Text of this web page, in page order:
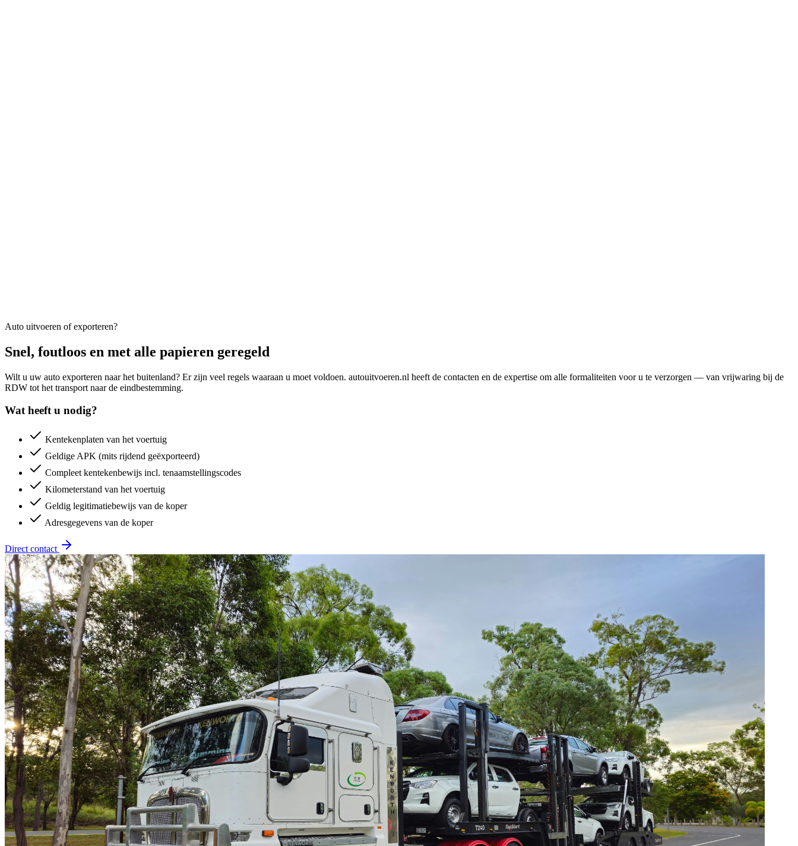
Auto uitvoeren of exporteren?
Snel, foutloos en met alle papieren geregeld
Wilt u uw auto exporteren naar het buitenland? Er zijn veel regels waaraan u moet voldoen. autouitvoeren.nl heeft de contacten en de expertise om alle formaliteiten voor u te verzorgen — van vrijwaring bij de
RDW tot het transport naar de eindbestemming.
Wat heeft u nodig?
Kentekenplaten van het voertuig
Geldige APK (mits rijdend geëxporteerd)
Compleet kentekenbewijs incl. tenaamstellingscodes
Kilometerstand van het voertuig
Geldig legitimatiebewijs van de koper
Adresgegevens van de koper
Direct contact